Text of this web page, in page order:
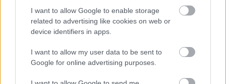
I want to allow Google to enable storage
related to advertising like cookies on web or
device identifiers in apps.
I want to allow my user data to be sent to
Google for online advertising purposes.
egy sima mozi”. És nem ok nélkül a “Benned is
rejlik egy film” a fesztivál idei mottója. „Tudok
ehhez kapcsolódni, hiszen minden ember a saját
életének hőse” – tette hozzá Domján Mihály.